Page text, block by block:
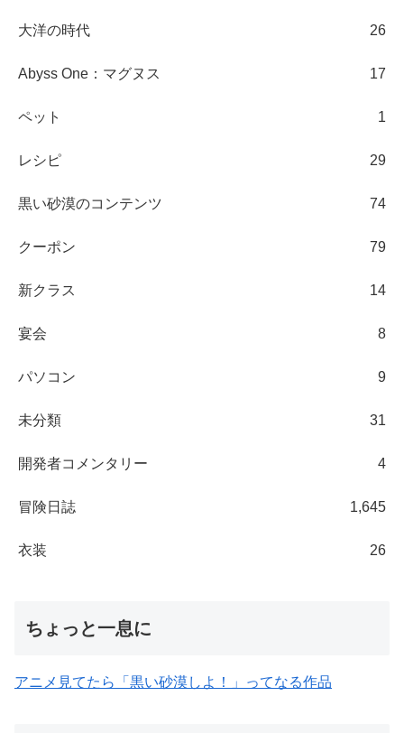
大洋の時代 26
Abyss One：マグヌス 17
ペット 1
レシピ 29
黒い砂漠のコンテンツ 74
クーポン 79
新クラス 14
宴会 8
パソコン 9
未分類 31
開発者コメンタリー 4
冒険日誌 1,645
衣装 26
ちょっと一息に
アニメ見てたら「黒い砂漠しよ！」ってなる作品